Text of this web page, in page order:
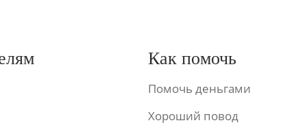
Как помочь
Помочь деньгами
Хороший повод